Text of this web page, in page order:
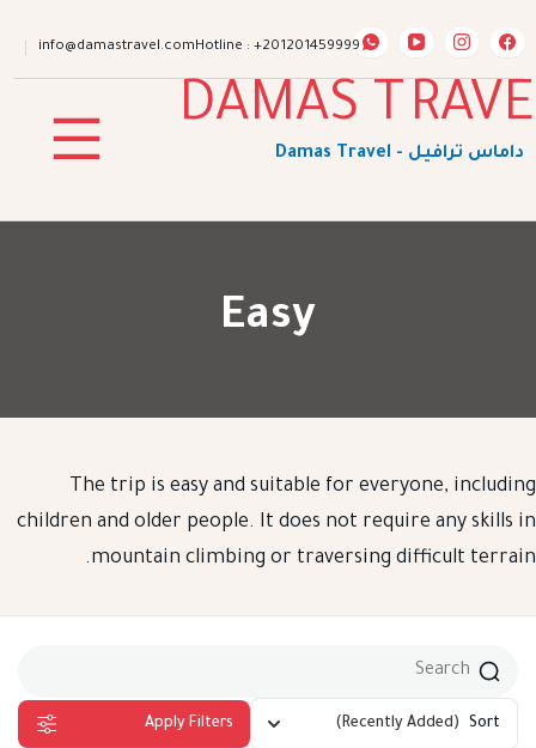
Hotline : +201201459999
info@damastravel.com
Easy
The trip is easy and suitable for everyone,
children and older people. It does not require any skills
mountain climbing or traversing difficult
Sort
Apply Filters